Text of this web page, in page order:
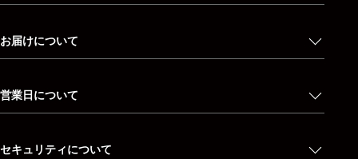
お届けについて
営業日について
セキュリティについて